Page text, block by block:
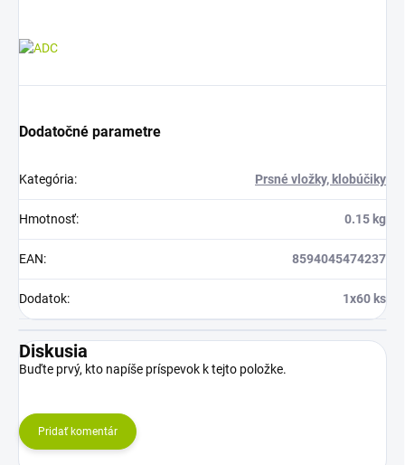
Dodatočné parametre
Kategória: Prsné vložky, klobúčiky
Hmotnosť: 0.15 kg
EAN: 8594045474237
Dodatok: 1x60 ks
Diskusia
Buďte prvý, kto napíše príspevok k tejto položke.
Pridať komentár